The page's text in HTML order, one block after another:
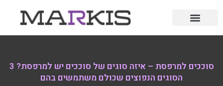
סוככים למרפסת – איזה סוגים של סוככים יש למרפסת? 3
הסוגים הנפוצים שכולם משתמשים בהם